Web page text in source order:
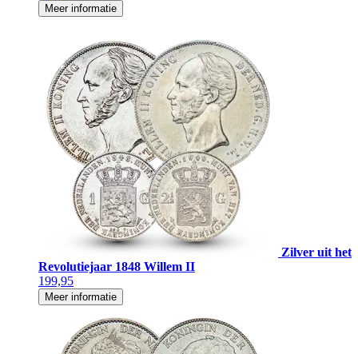
Meer informatie
Zilver uit het
Revolutiejaar 1848 Willem II
199,95
Meer informatie